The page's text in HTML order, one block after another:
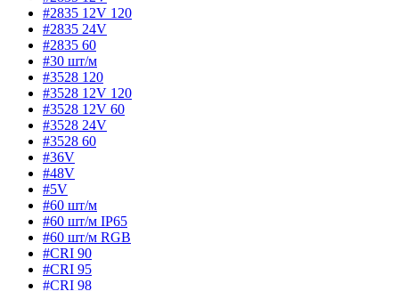
#2835 12V 120
#2835 24V
#2835 60
#30 шт/м
#3528 120
#3528 12V 120
#3528 12V 60
#3528 24V
#3528 60
#36V
#48V
#5V
#60 шт/м
#60 шт/м IP65
#60 шт/м RGB
#CRI 90
#CRI 95
#CRI 98